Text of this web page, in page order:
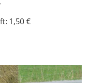
1,50 €